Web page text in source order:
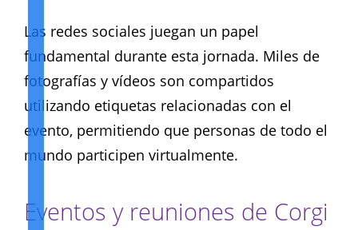
Las redes sociales juegan un papel
fundamental durante esta jornada. Miles de
fotografías y vídeos son compartidos
utilizando etiquetas relacionadas con el
evento, permitiendo que personas de todo el
mundo participen virtualmente.
Eventos y reuniones de Corgi